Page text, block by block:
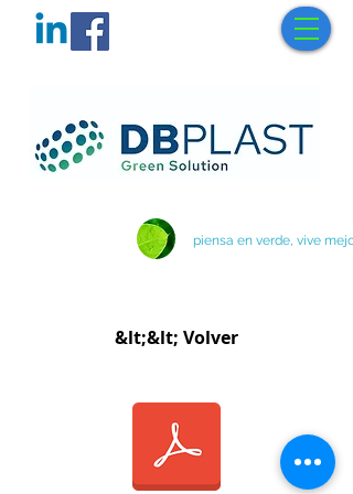
piensa en verde, vive mejor
&lt;&lt; Volver